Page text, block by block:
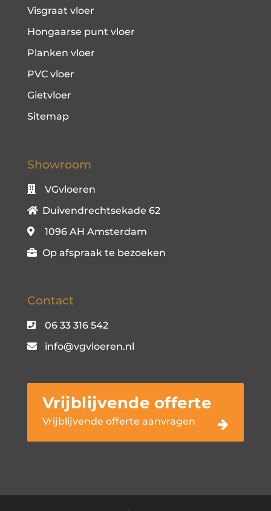
Visgraat vloer
Hongaarse punt vloer
Planken vloer
PVC vloer
Gietvloer
Sitemap
Showroom
VGvloeren
Duivendrechtsekade 62
1096 AH Amsterdam
Op afspraak te bezoeken
Contact
06 33 316 542
info@vgvloeren.nl
Vrijblijvende offerte
Vrijblijvende offerte aanvragen